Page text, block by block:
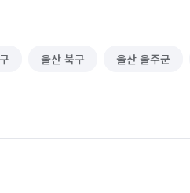
울산 북구 울산 울주군